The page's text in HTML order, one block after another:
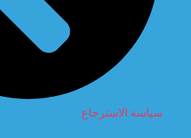
سياسة الاسترجاع